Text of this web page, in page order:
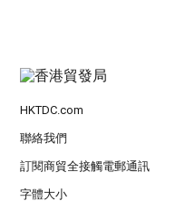
HKTDC.com
聯絡我們
訂閱商貿全接觸電郵通訊
字體大小